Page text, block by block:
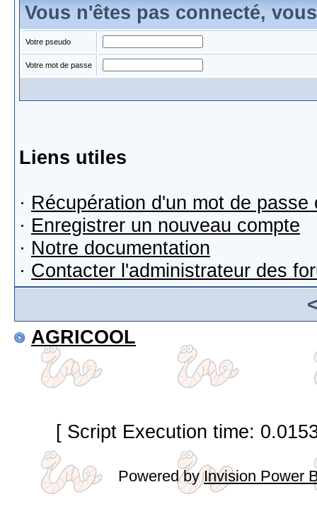
Vous n'êtes pas connecté,
Votre pseudo
Votre mot de passe
Liens utiles
· Récupération d'un mot de passe
· Enregistrer un nouveau compte
· Notre documentation
· Contacter l'administrateur des
AGRICOOL
[ Script Execution time:
Powered byInvision Power